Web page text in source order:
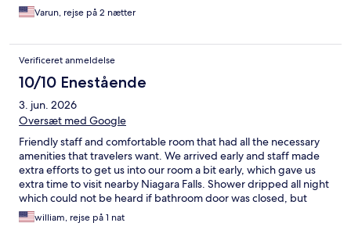
Varun, rejse på 2 nætter
Verificeret anmeldelse
10/10 Enestående
3. jun. 2026
Oversæt med Google
Friendly staff and comfortable room that had all the necessary
amenities that travelers want. We arrived early and staff made
extra efforts to get us into our room a bit early, which gave us
extra time to visit nearby Niagara Falls. Shower dripped all night
which could not be heard if bathroom door was closed, but
that’s why only 4 stars for condition of property.
william, rejse på 1 nat